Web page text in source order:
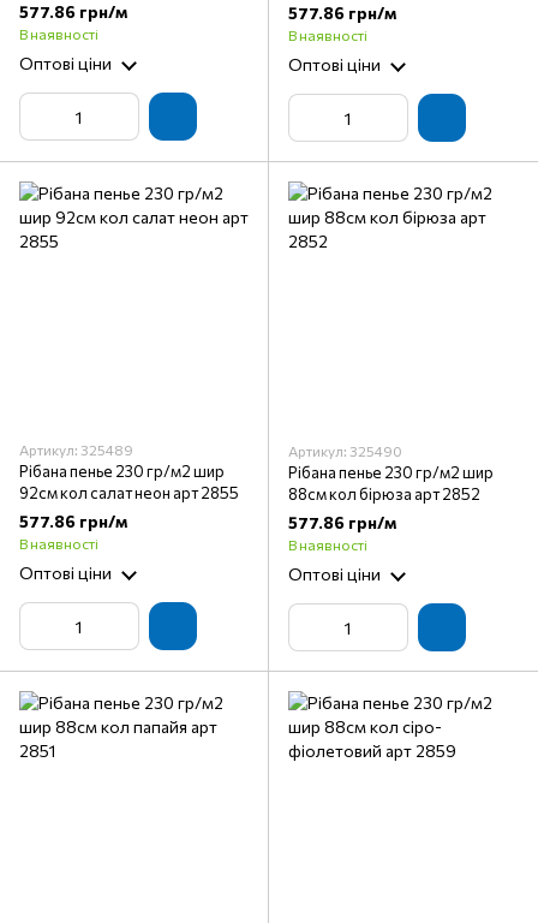
577.86 грн/м
В наявності
Оптові ціни
577.86 грн/м
В наявності
Оптові ціни
Артикул: 325489
Рібана пенье 230 гр/м2 шир
92см кол салат неон арт 2855
577.86 грн/м
В наявності
Оптові ціни
Артикул: 325490
Рібана пенье 230 гр/м2 шир
88см кол бірюза арт 2852
577.86 грн/м
В наявності
Оптові ціни